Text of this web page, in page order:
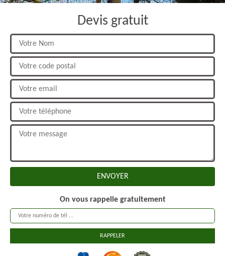
Devis gratuit
On vous rappelle gratuitement